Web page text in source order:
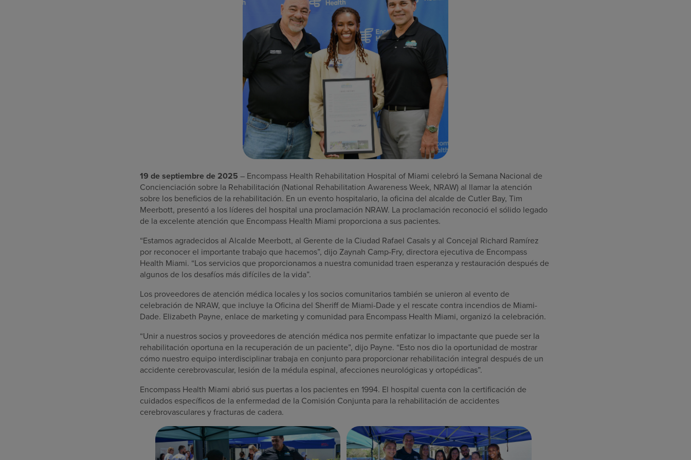
19 de septiembre de 2025 – Encompass Health Rehabilitation Hospital of Miami celebró la Semana Nacional de
Concienciación sobre la Rehabilitación (National Rehabilitation Awareness Week, NRAW) al llamar la atención
sobre los beneficios de la rehabilitación. En un evento hospitalario, la oficina del alcalde de Cutler Bay, Tim
Meerbott, presentó a los líderes del hospital una proclamación NRAW. La proclamación reconoció el sólido legado
de la excelente atención que Encompass Health Miami proporciona a sus pacientes.
“Estamos agradecidos al Alcalde Meerbott, al Gerente de la Ciudad Rafael Casals y al Concejal Richard Ramírez
por reconocer el importante trabajo que hacemos”, dijo Zaynah Camp-Fry, directora ejecutiva de Encompass
Health Miami. “Los servicios que proporcionamos a nuestra comunidad traen esperanza y restauración después de
algunos de los desafíos más difíciles de la vida”.
Los proveedores de atención médica locales y los socios comunitarios también se unieron al evento de
celebración de NRAW, que incluye la Oficina del Sheriff de Miami-Dade y el rescate contra incendios de Miami-
Dade. Elizabeth Payne, enlace de marketing y comunidad para Encompass Health Miami, organizó la celebración.
“Unir a nuestros socios y proveedores de atención médica nos permite enfatizar lo impactante que puede ser la
rehabilitación oportuna en la recuperación de un paciente”, dijo Payne. “Esto nos dio la oportunidad de mostrar
cómo nuestro equipo interdisciplinar trabaja en conjunto para proporcionar rehabilitación integral después de un
accidente cerebrovascular, lesión de la médula espinal, afecciones neurológicas y ortopédicas”.
Encompass Health Miami abrió sus puertas a los pacientes en 1994. El hospital cuenta con la certificación de
cuidados específicos de la enfermedad de la Comisión Conjunta para la rehabilitación de accidentes
cerebrovasculares y fracturas de cadera.